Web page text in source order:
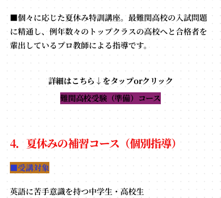
■個々に応じた夏休み特訓講座。最難関高校の入試問題
に精通し、例年数々のトップクラスの高校へと合格者を
輩出しているプロ教師による指導です。
詳細はこちら↓をタップorクリック
難関高校受験（準備）コース
4．夏休みの補習コース（個別指導）
■受講対象
英語に苦手意識を持つ中学生・高校生